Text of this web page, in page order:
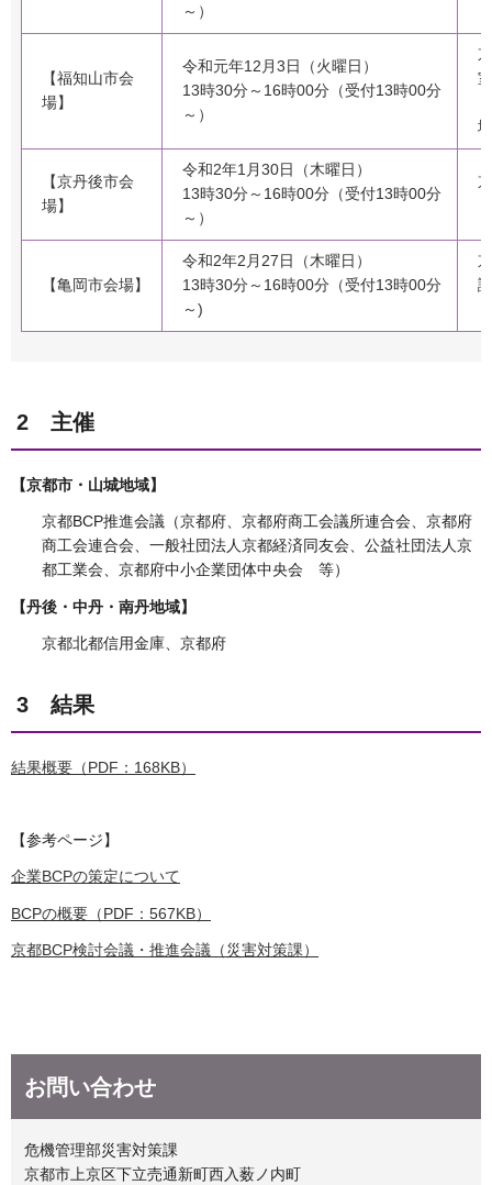
～）
【福知山市会
場】
令和元年12月3日（火曜日）
13時30分～16時00分（受付13時00分
～）
室
【京丹後市会
場】
令和2年1月30日（木曜日）
13時30分～16時00分（受付13時00分
～）
【亀岡市会場】
令和2年2月27日（木曜日）
13時30分～16時00分（受付13時00分
～)
2 主催
【京都市・山城地域】
京都BCP推進会議（京都府、京都府商工会議所連合会、京都府
商工会連合会、一般社団法人京都経済同友会、公益社団法人京
都工業会、京都府中小企業団体中央会 等）
【丹後・中丹・南丹地域】
京都北都信用金庫、京都府
3 結果
結果概要（PDF：168KB）
【参考ページ】
企業BCPの策定について
BCPの概要（PDF：567KB）
京都BCP検討会議・推進会議（災害対策課）
お問い合わせ
危機管理部災害対策課
京都市上京区下立売通新町西入薮ノ内町